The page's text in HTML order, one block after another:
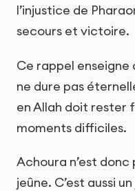
l’injustice de
secours et victoire.
Ce rappel enseigne
ne dure pas
en Allah doit rester
moments difficiles.
Achoura n’est donc
jeûne. C’est aussi